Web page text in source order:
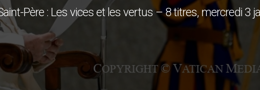
Père : Les vices et les vertus – 8 titres, mercredi 3